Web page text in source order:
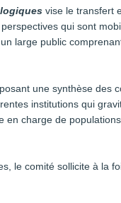
vise le transfert
qui sont
large public
une synthèse des
institutions qui
en charge de
le comité sollicite à la